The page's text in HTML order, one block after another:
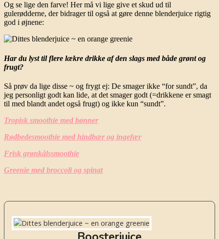
Og se lige den farve! Her må vi lige give et skud ud til
gulerødderne, der bidrager til også at gøre denne blenderjuice rigtig
god i øjnene:
Har du lyst til flere lækre drikke af den slags med både grønt og
frugt?
Så prøv da lige disse ~ og frygt ej: De smager ikke “for sundt”, da
jeg personligt godt kan lide, at det smager godt (=drikkene er smagt
til med blandt andet også frugt) og ikke kun “sundt”.
Tropisk smoothie med bønner
Rødbedesmoothie med hindbær og ingefær
Frisk grønkålssmoothie
Greenie med broccoli og spinat